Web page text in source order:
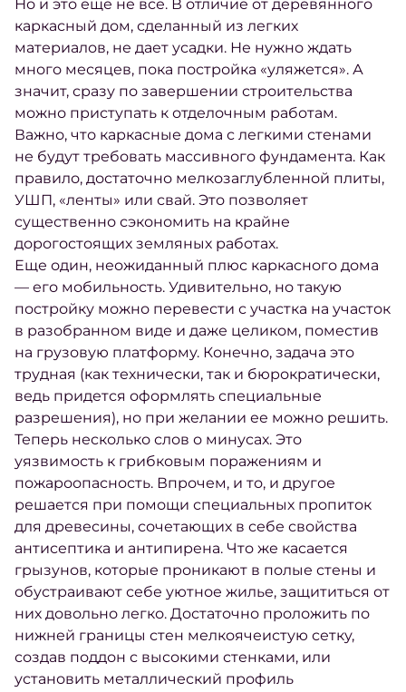
Но и это еще не все. В отличие от деревянного
каркасный дом, сделанный из легких
материалов, не дает усадки. Не нужно ждать
много месяцев, пока постройка «уляжется». А
значит, сразу по завершении строительства
можно приступать к отделочным работам.
Важно, что каркасные дома с легкими стенами
не будут требовать массивного фундамента. Как
правило, достаточно мелкозаглубленной плиты,
УШП, «ленты» или свай. Это позволяет
существенно сэкономить на крайне
дорогостоящих земляных работах.
Еще один, неожиданный плюс каркасного дома
— его мобильность. Удивительно, но такую
постройку можно перевести с участка на участок
в разобранном виде и даже целиком, поместив
на грузовую платформу. Конечно, задача это
трудная (как технически, так и бюрократически,
ведь придется оформлять специальные
разрешения), но при желании ее можно решить.
Теперь несколько слов о минусах. Это
уязвимость к грибковым поражениям и
пожароопасность. Впрочем, и то, и другое
решается при помощи специальных пропиток
для древесины, сочетающих в себе свойства
антисептика и антипирена. Что же касается
грызунов, которые проникают в полые стены и
обустраивают себе уютное жилье, защититься от
них довольно легко. Достаточно проложить по
нижней границы стен мелкоячеистую сетку,
создав поддон с высокими стенками, или
установить металлический профиль